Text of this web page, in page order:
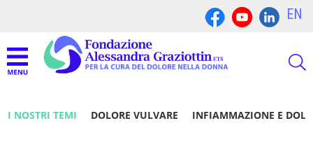
EN
I NOSTRI TEMI DOLORE VULVARE INFIAMMAZIONE E